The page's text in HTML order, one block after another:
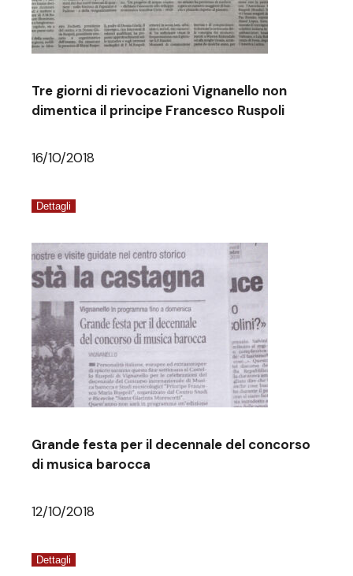
Tre giorni di rievocazioni Vignanello non
dimentica il principe Francesco Ruspoli
16/10/2018
Dettagli
Grande festa per il decennale del concorso
di musica barocca
12/10/2018
Dettagli